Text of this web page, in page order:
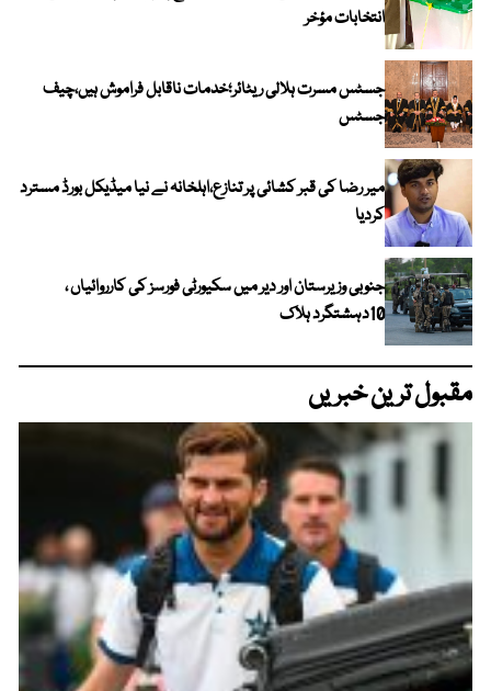
انتخابات مؤخر
جسٹس مسرت ہلالی ریٹائر؛خدمات ناقابل فراموش ہیں،چیف
جسٹس
میر رضا کی قبر کشائی پر تنازع،اہلخانہ نے نیا میڈیکل بورڈ مسترد
کردیا
جنوبی وزیرستان اور دیر میں سکیورٹی فورسز کی کارروائیاں ،
10دہشتگرد ہلاک
مقبول ترین خبریں